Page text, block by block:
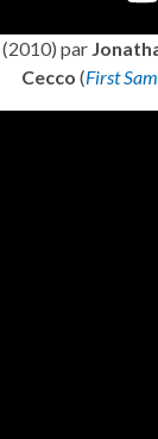
(2010) par
Cecco (First